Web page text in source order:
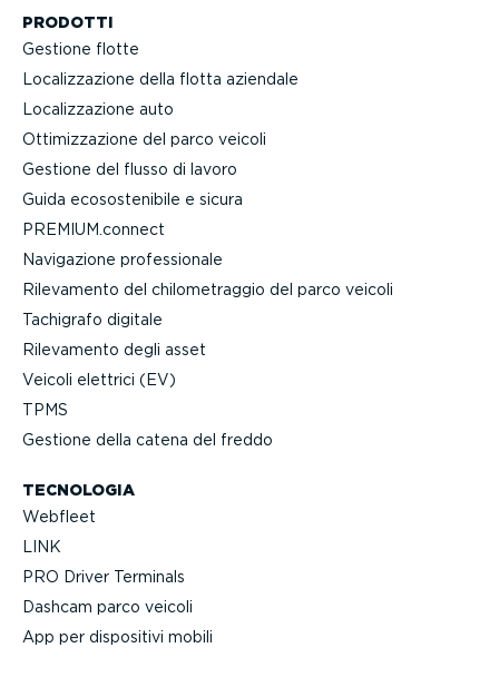
PRODOTTI
Gestione flotte
Localiz­za­zione della flotta aziendale
Localiz­za­zione auto
Ottimiz­za­zione del parco veicoli
Gestione del flusso di lavoro
Guida ecoso­ste­nibile e sicura
PREMIUM.connect
Navigazione profes­sionale
Rilevamento del chilo­me­traggio del parco veicoli
Tachigrafo digitale
Rilevamento degli asset
Veicoli elettrici (EV)
TPMS
Gestione della catena del freddo
TECNOLOGIA
Webfleet
LINK
PRO Driver Terminals
Dashcam parco veicoli
App per dispositivi mobili